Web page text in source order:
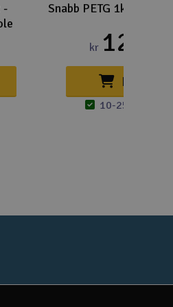
-
Snabb PETG 1kg - Röd
kr 129,-
Kjøp
10-25 i lager